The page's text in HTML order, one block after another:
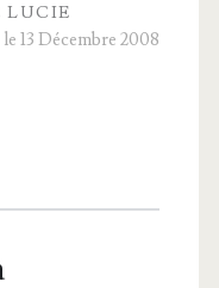
LUCIE
13 Décembre 2008